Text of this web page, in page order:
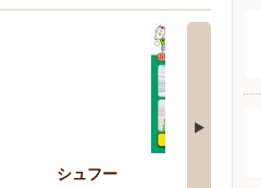
シュフー